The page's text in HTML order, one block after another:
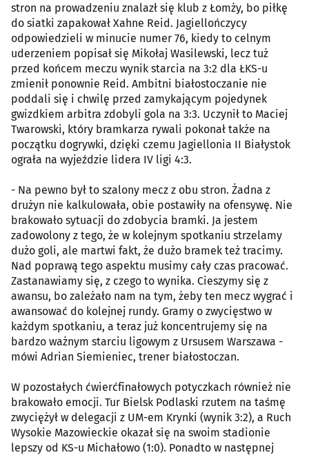
stron na prowadzeniu znalazł się klub z Łomży, bo piłkę
do siatki zapakował Xahne Reid. Jagiellończycy
odpowiedzieli w minucie numer 76, kiedy to celnym
uderzeniem popisał się Mikołaj Wasilewski, lecz tuż
przed końcem meczu wynik starcia na 3:2 dla ŁKS-u
zmienił ponownie Reid. Ambitni białostoczanie nie
poddali się i chwilę przed zamykającym pojedynek
gwizdkiem arbitra zdobyli gola na 3:3. Uczynił to Maciej
Twarowski, który bramkarza rywali pokonał także na
początku dogrywki, dzięki czemu Jagiellonia II Białystok
ograła na wyjeździe lidera IV ligi 4:3.
- Na pewno był to szalony mecz z obu stron. Żadna z
drużyn nie kalkulowała, obie postawiły na ofensywę. Nie
brakowało sytuacji do zdobycia bramki. Ja jestem
zadowolony z tego, że w kolejnym spotkaniu strzelamy
dużo goli, ale martwi fakt, że dużo bramek też tracimy.
Nad poprawą tego aspektu musimy cały czas pracować.
Zastanawiamy się, z czego to wynika. Cieszymy się z
awansu, bo zależało nam na tym, żeby ten mecz wygrać i
awansować do kolejnej rundy. Gramy o zwycięstwo w
każdym spotkaniu, a teraz już koncentrujemy się na
bardzo ważnym starciu ligowym z Ursusem Warszawa -
mówi Adrian Siemieniec, trener białostoczan.
W pozostałych ćwierćfinałowych potyczkach również nie
brakowało emocji. Tur Bielsk Podlaski rzutem na taśmę
zwyciężył w delegacji z UM-em Krynki (wynik 3:2), a Ruch
Wysokie Mazowieckie okazał się na swoim stadionie
lepszy od KS-u Michałowo (1:0). Ponadto w następnej